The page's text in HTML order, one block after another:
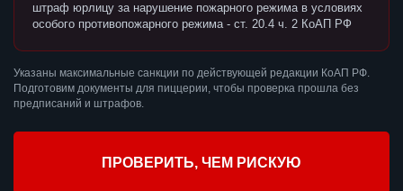
штраф юрлицу за нарушение пожарного режима в условиях
особого противопожарного режима - ст. 20.4 ч. 2 КоАП РФ
Указаны максимальные санкции по действующей редакции КоАП РФ.
Подготовим документы для пиццерии, чтобы проверка прошла без
предписаний и штрафов.
ПРОВЕРИТЬ, ЧЕМ РИСКУЮ